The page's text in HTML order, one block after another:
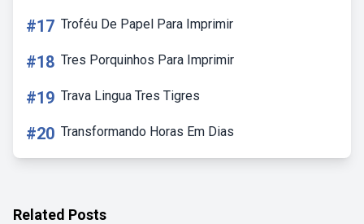
#17 Troféu De Papel Para Imprimir
#18 Tres Porquinhos Para Imprimir
#19 Trava Lingua Tres Tigres
#20 Transformando Horas Em Dias
Related Posts